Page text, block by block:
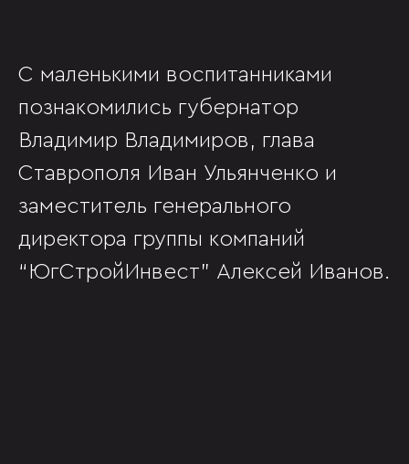
С маленькими воспитанниками
познакомились губернатор
Владимир Владимиров, глава
Ставрополя Иван Ульянченко и
заместитель генерального
директора группы компаний
“ЮгСтройИнвест” Алексей Иванов.